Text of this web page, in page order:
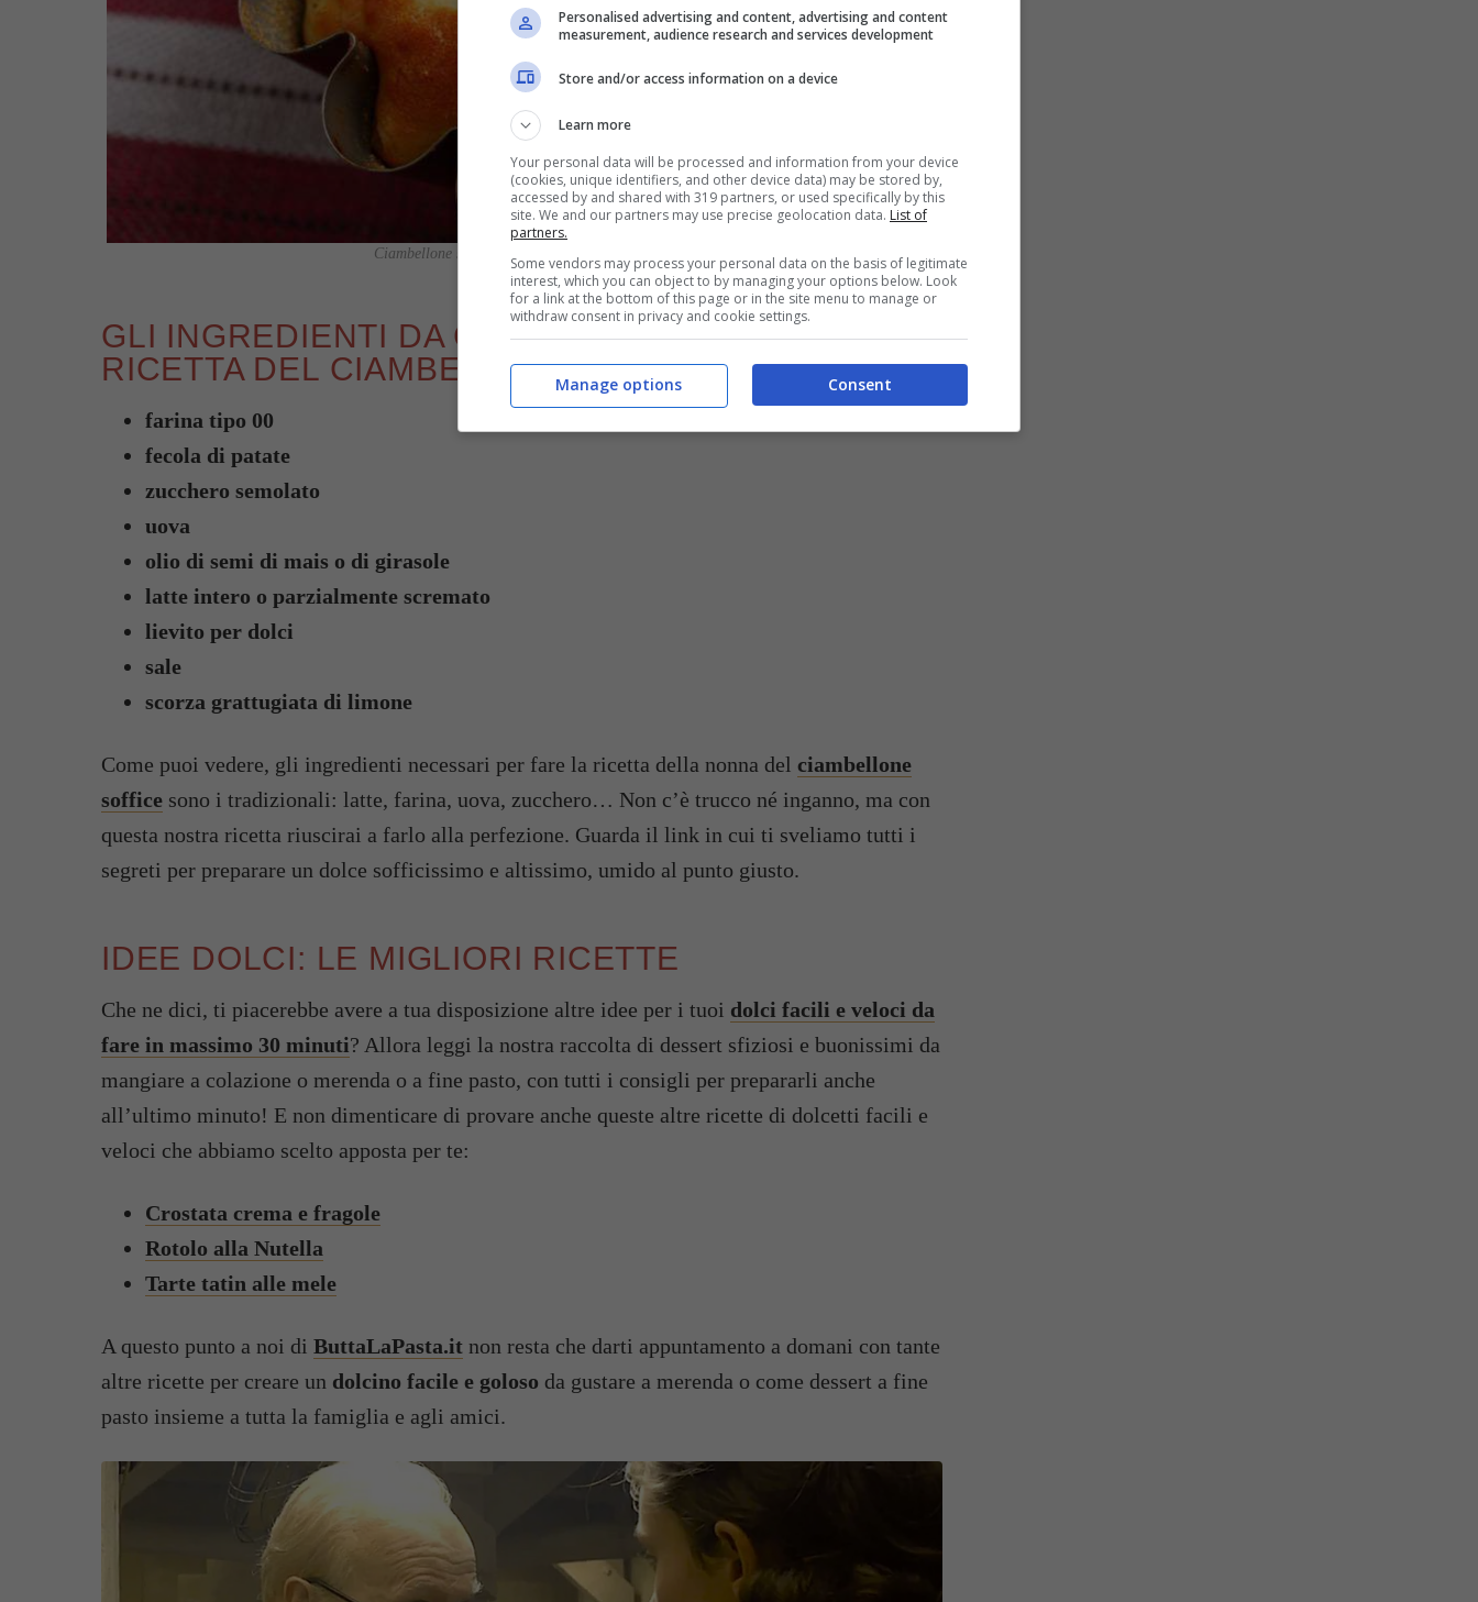
Ciambellone sofficissimo e altissimo – Buttalapasta.it – Foto Shutterstock | janosmarton
GLI INGREDIENTI DA COMPRARE PER FARE LA
RICETTA DEL CIAMBELLONE SOFFICE
farina tipo 00
fecola di patate
zucchero semolato
uova
olio di semi di mais o di girasole
latte intero o parzialmente scremato
lievito per dolci
sale
scorza grattugiata di limone
Come puoi vedere, gli ingredienti necessari per fare la ricetta della nonna del ciambellone
soffice sono i tradizionali: latte, farina, uova, zucchero… Non c’è trucco né inganno, ma con
questa nostra ricetta riuscirai a farlo alla perfezione. Guarda il link in cui ti sveliamo tutti i
segreti per preparare un dolce sofficissimo e altissimo, umido al punto giusto.
IDEE DOLCI: LE MIGLIORI RICETTE
Che ne dici, ti piacerebbe avere a tua disposizione altre idee per i tuoi dolci facili e veloci da
fare in massimo 30 minuti? Allora leggi la nostra raccolta di dessert sfiziosi e buonissimi da
mangiare a colazione o merenda o a fine pasto, con tutti i consigli per prepararli anche
all’ultimo minuto! E non dimenticare di provare anche queste altre ricette di dolcetti facili e
veloci che abbiamo scelto apposta per te:
Crostata crema e fragole
Rotolo alla Nutella
Tarte tatin alle mele
A questo punto a noi di ButtaLaPasta.it non resta che darti appuntamento a domani con tante
altre ricette per creare un dolcino facile e goloso da gustare a merenda o come dessert a fine
pasto insieme a tutta la famiglia e agli amici.
Personalised advertising and content, advertising and content
measurement, audience research and services development
Store and/or access information on a device
Learn more
Your personal data will be processed and information from your device
(cookies, unique identifiers, and other device data) may be stored by,
accessed by and shared with 319 partners, or used specifically by this
site. We and our partners may use precise geolocation data. List of
partners.
Some vendors may process your personal data on the basis of legitimate
interest, which you can object to by managing your options below. Look
for a link at the bottom of this page or in the site menu to manage or
withdraw consent in privacy and cookie settings.
Consent
Manage options